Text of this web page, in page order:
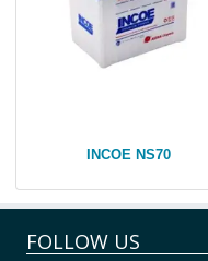
INCOE NS70
FOLLOW US